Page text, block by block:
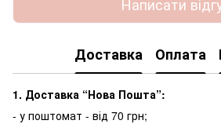
Доставка Оплата
1. Доставка “Нова Пошта”:
- у поштомат - від 70 грн;